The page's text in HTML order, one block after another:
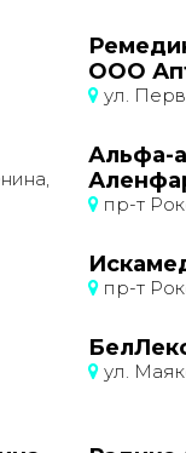
ООО
ул.
Альфа-
пр-т
пр-т
ул.